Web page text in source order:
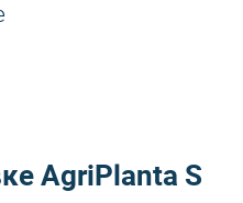
AgriPlanta S